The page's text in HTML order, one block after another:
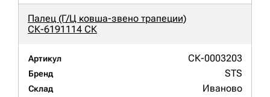
Палец (Г/Ц ковша-звено трапеции)
СК-6191114 СК
Артикул СК-0003203
Бренд STS
Склад Иваново